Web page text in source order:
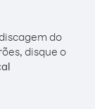
do
disque o